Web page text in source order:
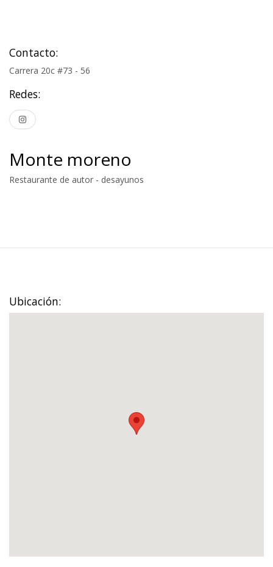
Contacto:
Carrera 20c #73 - 56
Redes:
Monte moreno
Restaurante de autor - desayunos
Ubicación: